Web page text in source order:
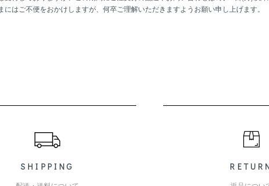
にはご不便をおかけしますが、何卒ご理解いただきますようお願い申し上げます。
SHIPPING